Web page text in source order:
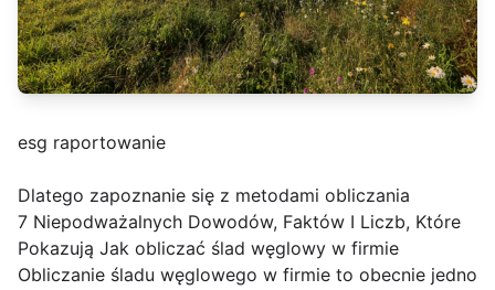
esg raportowanie
Dlatego zapoznanie się z metodami obliczania
7 Niepodważalnych Dowodów, Faktów I Liczb, Które
Pokazują Jak obliczać ślad węglowy w firmie
Obliczanie śladu węglowego w firmie to obecnie jedno